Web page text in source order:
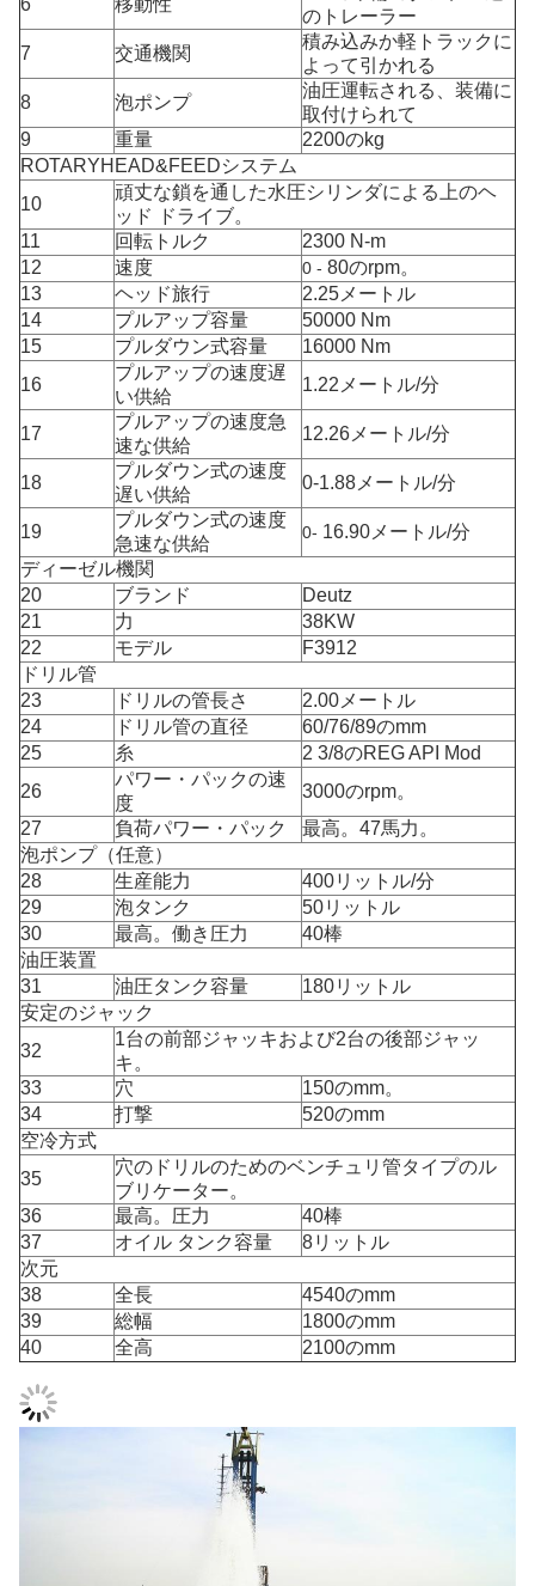
6 移動性
のトレーラー
7
交通機関
積み込みか軽トラックに
よって引かれる
8
泡ポンプ
油圧運転される、装備に
取付けられて
9
重量
2200のkg
ROTARYHEAD&FEEDシステム
10
頑丈な鎖を通した水圧シリンダによる上のヘ
ッド ドライブ。
11
回転トルク
2300 N-m
12
速度 0 - 80のrpm。
13
ヘッド旅行
2.25メートル
14
プルアップ容量
50000 Nm
15
プルダウン式容量
16000 Nm
16
プルアップの速度遅
い供給
1.22メートル/分
17
プルアップの速度急
速な供給
12.26メートル/分
18
プルダウン式の速度
遅い供給
0-1.88メートル/分
19
プルダウン式の速度
急速な供給
0- 16.90メートル/分
ディーゼル機関
20
ブランド
Deutz
21
力
38KW
22
モデル
F3912
ドリル管
23
ドリルの管長さ
2.00メートル
24
ドリル管の直径
60/76/89のmm
25
糸
2 3/8のREG API Mod
26
パワー・パックの速
度
3000のrpm。
27
負荷パワー・パック
最高。47馬力。
泡ポンプ（任意）
28
生産能力
400リットル/分
29
泡タンク
50リットル
30
最高。働き圧力
40棒
油圧装置
31
油圧タンク容量
180リットル
安定のジャック
32
1台の前部ジャッキおよび2台の後部ジャッ
キ。
33
穴
150のmm。
34
打撃
520のmm
空冷方式
35
穴のドリルのためのベンチュリ管タイプのル
ブリケーター。
36
最高。圧力
40棒
37
オイル タンク容量
8リットル
次元
38
全長
4540のmm
39
総幅
1800のmm
40
全高 2100のmm